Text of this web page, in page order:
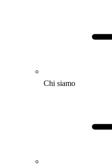
Chi siamo